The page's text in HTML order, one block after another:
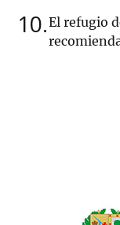
10 El refugio